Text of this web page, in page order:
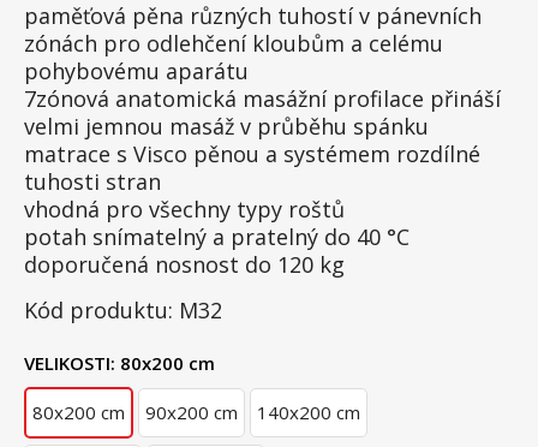
paměťová pěna různých tuhostí v pánevních
zónách pro odlehčení kloubům a celému
pohybovému aparátu
7zónová anatomická masážní profilace přináší
velmi jemnou masáž v průběhu spánku
matrace s Visco pěnou a systémem rozdílné
tuhosti stran
vhodná pro všechny typy roštů
potah snímatelný a pratelný do 40 °C
doporučená nosnost do 120 kg
Kód produktu: M32
VELIKOSTI: 80x200 cm
80x200 cm 90x200 cm 140x200 cm